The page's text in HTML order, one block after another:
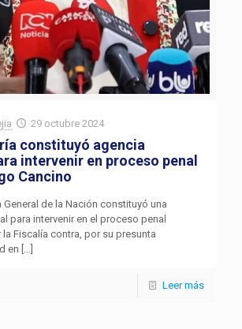
29 octubre 2024
constituyó agencia
intervenir en proceso penal
Cancino
General de la Nación constituyó una
para intervenir en el proceso penal
Fiscalía contra, por su presunta
en […]
Leer más